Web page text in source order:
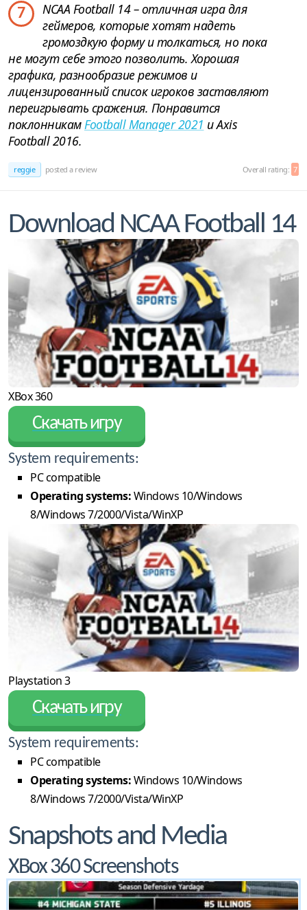
7
NCAA Football 14 – отличная игра для
геймеров, которые хотят надеть
громоздкую форму и толкаться, но пока
не могут себе этого позволить. Хорошая
графика, разнообразие режимов и
лицензированный список игроков заставляют
переигрывать сражения. Понравится
поклонникамFootball Manager 2021 и Axis
Football 2016.
reggie posted a review Overall rating: 7
Download NCAA Football 14
XBox 360
Скачать игру
System requirements:
PC compatible
Operating systems:Windows 10/Windows
8/Windows 7/2000/Vista/WinXP
Playstation 3
Скачать игру
System requirements:
PC compatible
Operating systems:Windows 10/Windows
8/Windows 7/2000/Vista/WinXP
Snapshots and Media
XBox 360 Screenshots